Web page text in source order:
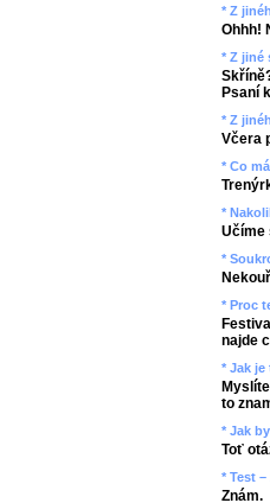
* Z
Ohhh!
* Z jiné
Psaní
* Z
Včera
* Co
*
Učíme
*
* Proc
najde
* Jak
to
* Jak
Toť
* Test
Znám.